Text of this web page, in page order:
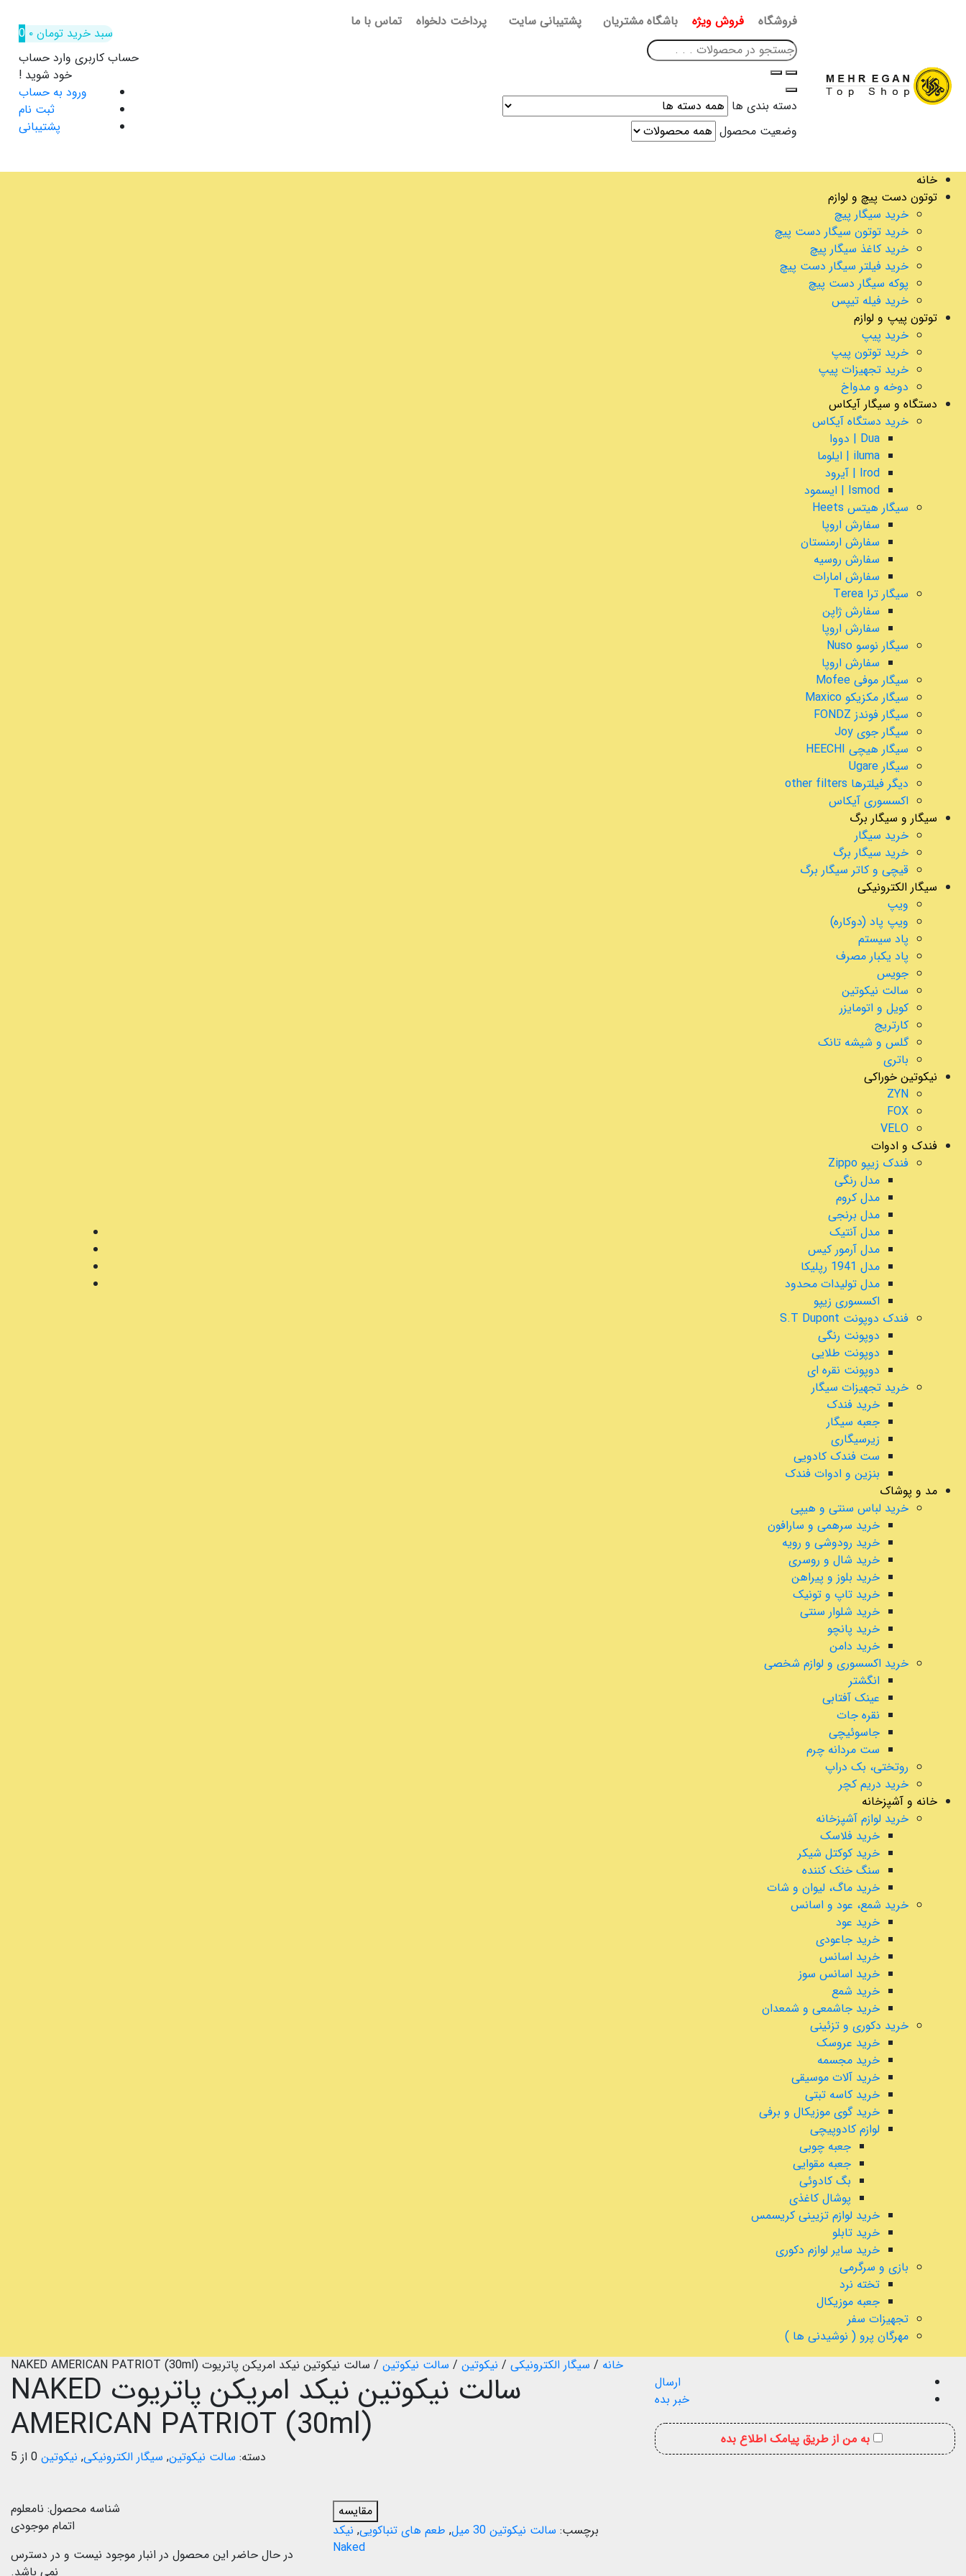
فروشگاه فروش ویژه باشگاه مشتریان پشتیبانی سایت پرداخت دلخواه تماس با ما
دسته بندی ها
وضعیت محصول
سبد خرید تومان۰
0
حساب کاربری وارد حساب
خود شوید !
ورود به حساب
ثبت نام
پشتیبانی
خانه
توتون دست پیچ و لوازم
خرید سیگار پیچ
خرید توتون سیگار دست پیچ
خرید کاغذ سیگار پیچ
خرید فیلتر سیگار دست پیچ
پوکه سیگار دست پیچ
خرید فیله تیپس
توتون پیپ و لوازم
خرید پیپ
خرید توتون پیپ
خرید تجهیزات پیپ
دوخه و مدواخ
دستگاه و سیگار آیکاس
خرید دستگاه آیکاس
Dua | دووا
iluma | ایلوما
Irod | آیرود
Ismod | ایسمود
سیگار هیتس Heets
سفارش اروپا
سفارش ارمنستان
سفارش روسیه
سفارش امارات
سیگار ترا Terea
سفارش ژاپن
سفارش اروپا
سیگار نوسو Nuso
سفارش اروپا
سیگار موفی Mofee
سیگار مکزیکو Maxico
سیگار فوندز FONDZ
سیگار جوی Joy
سیگار هیچی HEECHI
سیگار Ugare
دیگر فیلترها other filters
اکسسوری آیکاس
سیگار و سیگار برگ
خرید سیگار
خرید سیگار برگ
قیچی و کاتر سیگار برگ
سیگار الکترونیکی
ویپ
ویپ پاد (دوکاره)
پاد سیستم
پاد یکبار مصرف
جویس
سالت نیکوتین
کویل و اتومایزر
کارتریج
گلس و شیشه تانک
باتری
نیکوتین خوراکی
ZYN
FOX
VELO
فندک و ادوات
فندک زیپو Zippo
مدل رنگی
مدل کروم
مدل برنجی
مدل آنتیک
مدل آرمور کیس
مدل 1941 رپلیکا
مدل تولیدات محدود
اکسسوری زیپو
فندک دوپونت S.T Dupont
دوپونت رنگی
دوپونت طلایی
دوپونت نقره ای
خرید تجهیزات سیگار
خرید فندک
جعبه سیگار
زیرسیگاری
ست فندک کادویی
بنزین و ادوات فندک
مد و پوشاک
خرید لباس سنتی و هیپی
خرید سرهمی و سارافون
خرید رودوشی و رویه
خرید شال و روسری
خرید بلوز و پیراهن
خرید تاپ و تونیک
خرید شلوار سنتی
خرید پانچو
خرید دامن
خرید اکسسوری و لوازم شخصی
انگشتر
عینک آفتابی
نقره جات
جاسوئیچی
ست مردانه چرم
روتختی، بک دراپ
خرید دریم کچر
خانه و آشپزخانه
خرید لوازم آشپزخانه
خرید فلاسک
خرید کوکتل شیکر
سنگ خنک کننده
خرید ماگ، لیوان و شات
خرید شمع، عود و اسانس
خرید عود
خرید جاعودی
خرید اسانس
خرید اسانس سوز
خرید شمع
خرید جاشمعی و شمعدان
خرید دکوری و تزئینی
خرید عروسک
خرید مجسمه
خرید آلات موسیقی
خرید کاسه تبتی
خرید گوی موزیکال و برفی
لوازم کادوپیچی
جعبه چوبی
جعبه مقوایی
بگ کادوئی
پوشال کاغذی
خرید لوازم تزیینی کریسمس
خرید تابلو
خرید سایر لوازم دکوری
بازی و سرگرمی
تخته نرد
جعبه موزیکال
تجهیزات سفر
مهرگان پرو ( نوشیدنی ها )
خانه / سیگار الکترونیکی / نیکوتین / سالت نیکوتین / سالت نیکوتین نیکد امریکن پاتریوت NAKED AMERICAN PATRIOT (30ml)
ارسال
خبر بده
به من از طریق پیامک اطلاع بده
سالت نیکوتین نیکد امریکن پاتریوت NAKED
AMERICAN PATRIOT (30ml)
دسته: سالت نیکوتین, سیگار الکترونیکی, نیکوتین 0 از 5
مقایسه
برچسب: سالت نیکوتین 30 میل , طعم های تنباکویی, نیکد
Naked
شناسه محصول: نامعلوم
اتمام موجودی
در حال حاضر این محصول در انبار موجود نیست و در دسترس
نمی باشد.